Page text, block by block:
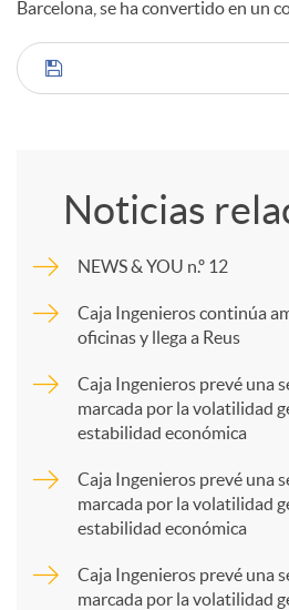
Barcelona, se ha convertido en un
C
p
a
Noticias
NEWS & YOU n.º 12
Caja Ingenieros continúa
oficinas y llega a Reus
Caja Ingenieros prevé una
marcada por la volatilidad
estabilidad económica
Caja Ingenieros prevé una
marcada por la volatilidad
estabilidad económica
Caja Ingenieros prevé una
marcada por la volatilidad